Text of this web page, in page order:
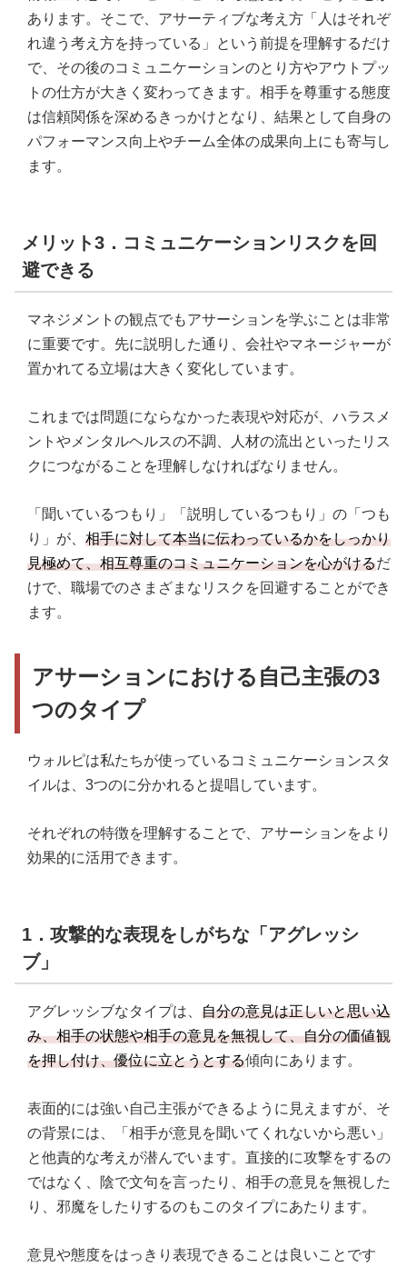
あります。そこで、アサーティブな考え方「人はそれぞ
れ違う考え方を持っている」という前提を理解するだけ
で、その後のコミュニケーションのとり方やアウトプッ
トの仕方が大きく変わってきます。相手を尊重する態度
は信頼関係を深めるきっかけとなり、結果として自身の
パフォーマンス向上やチーム全体の成果向上にも寄与し
ます。
メリット3．コミュニケーションリスクを回
避できる
マネジメントの観点でもアサーションを学ぶことは非常
に重要です。先に説明した通り、会社やマネージャーが
置かれてる立場は大きく変化しています。
これまでは問題にならなかった表現や対応が、ハラスメ
ントやメンタルヘルスの不調、人材の流出といったリス
クにつながることを理解しなければなりません。
「聞いているつもり」「説明しているつもり」の「つも
り」が、 相手に対して本当に伝わっているかをしっかり
見極めて、相互尊重のコミュニケーションを心がけるだ
けで、職場でのさまざまなリスクを回避することができ
ます。
アサーションにおける自己主張の3
つのタイプ
ウォルピは私たちが使っているコミュニケーションスタ
イルは、3つのに分かれると提唱しています。
それぞれの特徴を理解することで、アサーションをより
効果的に活用できます。
1．攻撃的な表現をしがちな「アグレッシ
ブ」
アグレッシブなタイプは、 自分の意見は正しいと思い込
み、相手の状態や相手の意見を無視して、自分の価値観
を押し付け、優位に立とうとする傾向にあります。
表面的には強い自己主張ができるように見えますが、そ
の背景には、「相手が意見を聞いてくれないから悪い」
と他責的な考えが潜んでいます。直接的に攻撃をするの
ではなく、陰で文句を言ったり、相手の意見を無視した
り、邪魔をしたりするのもこのタイプにあたります。
意見や態度をはっきり表現できることは良いことです